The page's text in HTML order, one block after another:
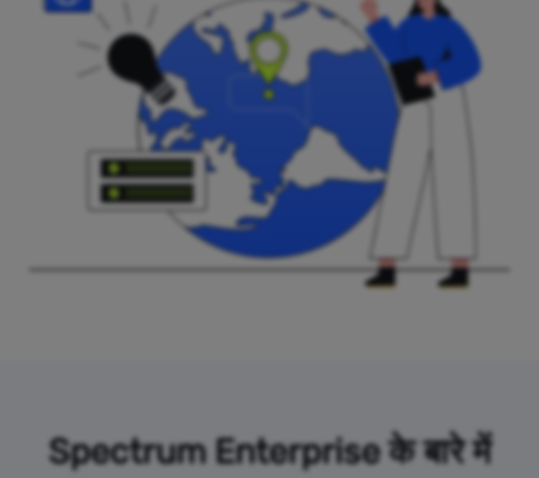
Spectrum Enterprise के बारे में